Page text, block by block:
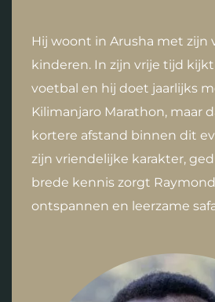
Hij woont in Arusha met zijn
kinderen. In zijn vrije tijd
voetbal en hij doet jaarlijks
Kilimanjaro Marathon, maar
kortere afstand binnen dit
zijn vriendelijke karakter,
brede kennis zorgt
ontspannen en leerzame